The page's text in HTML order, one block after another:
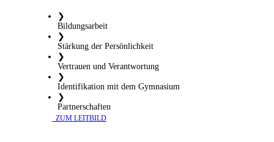
❯
Bildungsarbeit
❯
Stärkung der Persönlichkeit
❯
Vertrauen und Verantwortung
❯
Identifikation mit dem Gymnasium
❯
Partnerschaften
​ ZUM LEITBILD